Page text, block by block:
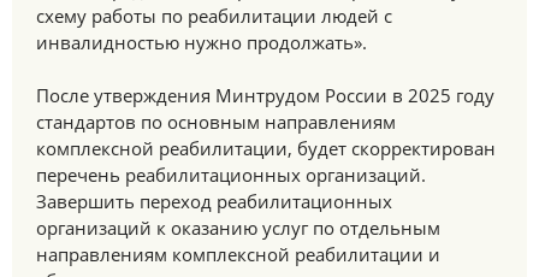
схему работы по реабилитации людей с
инвалидностью нужно продолжать».
После утверждения Минтрудом России в 2025 году
стандартов по основным направлениям
комплексной реабилитации, будет скорректирован
перечень реабилитационных организаций.
Завершить переход реабилитационных
организаций к оказанию услуг по отдельным
направлениям комплексной реабилитации и